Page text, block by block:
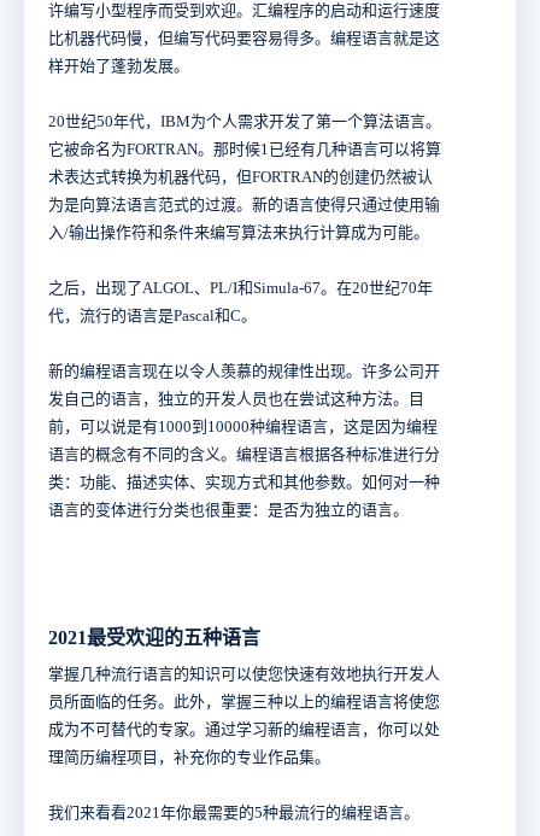
许编写小型程序而受到欢迎。汇编程序的启动和运行速度
比机器代码慢，但编写代码要容易得多。编程语言就是这
样开始了蓬勃发展。
20世纪50年代，IBM为个人需求开发了第一个算法语言。
它被命名为FORTRAN。那时候1已经有几种语言可以将算
术表达式转换为机器代码，但FORTRAN的创建仍然被认
为是向算法语言范式的过渡。新的语言使得只通过使用输
入/输出操作符和条件来编写算法来执行计算成为可能。
之后，出现了ALGOL、PL/I和Simula-67。在20世纪70年
代，流行的语言是Pascal和C。
新的编程语言现在以令人羡慕的规律性出现。许多公司开
发自己的语言，独立的开发人员也在尝试这种方法。目
前，可以说是有1000到10000种编程语言，这是因为编程
语言的概念有不同的含义。编程语言根据各种标准进行分
类：功能、描述实体、实现方式和其他参数。如何对一种
语言的变体进行分类也很重要：是否为独立的语言。
2021最受欢迎的五种语言
掌握几种流行语言的知识可以使您快速有效地执行开发人
员所面临的任务。此外，掌握三种以上的编程语言将使您
成为不可替代的专家。通过学习新的编程语言，你可以处
理简历编程项目，补充你的专业作品集。
我们来看看2021年你最需要的5种最流行的编程语言。